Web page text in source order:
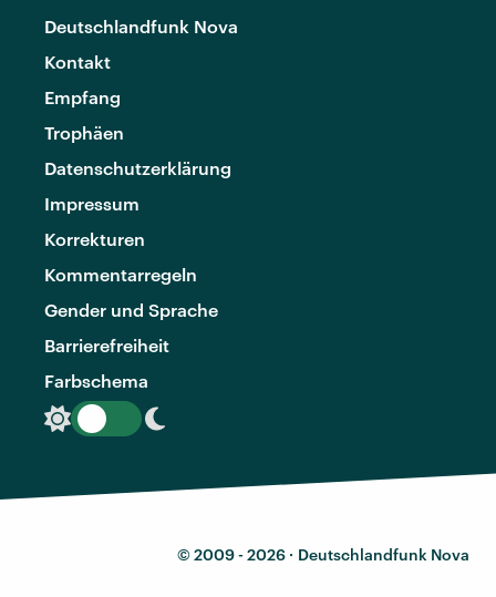
Deutschlandfunk Nova
Kontakt
Empfang
Trophäen
Datenschutzerklärung
Impressum
Korrekturen
Kommentarregeln
Gender und Sprache
Barrierefreiheit
Farbschema
© 2009 - 2026 · Deutschlandfunk Nova